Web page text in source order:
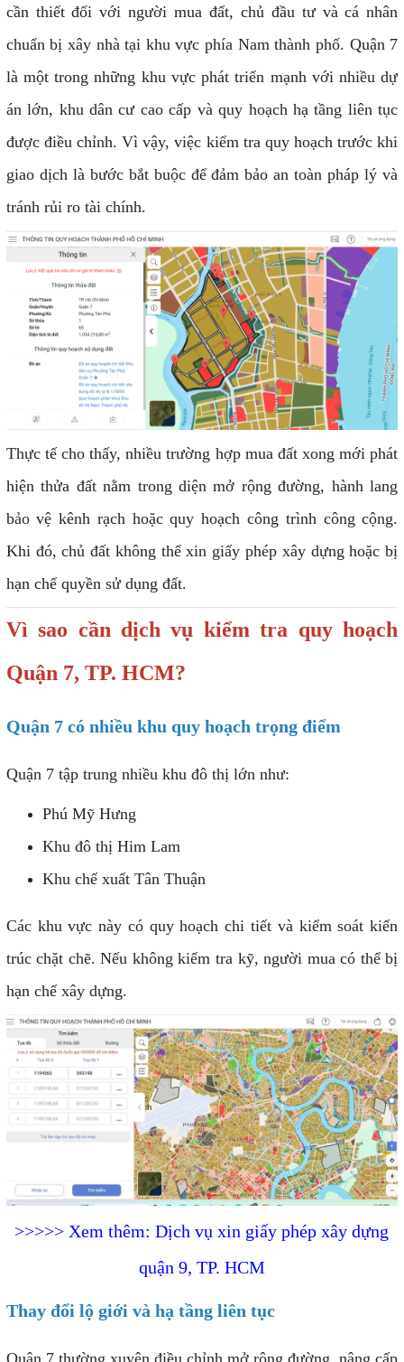
cần thiết đối với người mua đất, chủ đầu tư và cá nhân
chuẩn bị xây nhà tại khu vực phía Nam thành phố. Quận 7
là một trong những khu vực phát triển mạnh với nhiều dự
án lớn, khu dân cư cao cấp và quy hoạch hạ tầng liên tục
được điều chỉnh. Vì vậy, việc kiểm tra quy hoạch trước khi
giao dịch là bước bắt buộc để đảm bảo an toàn pháp lý và
tránh rủi ro tài chính.
Thực tế cho thấy, nhiều trường hợp mua đất xong mới phát
hiện thửa đất nằm trong diện mở rộng đường, hành lang
bảo vệ kênh rạch hoặc quy hoạch công trình công cộng.
Khi đó, chủ đất không thể xin giấy phép xây dựng hoặc bị
hạn chế quyền sử dụng đất.
Vì sao cần dịch vụ kiểm tra quy hoạch
Quận 7, TP. HCM?
Quận 7 có nhiều khu quy hoạch trọng điểm
Quận 7 tập trung nhiều khu đô thị lớn như:
Phú Mỹ Hưng
Khu đô thị Him Lam
Khu chế xuất Tân Thuận
Các khu vực này có quy hoạch chi tiết và kiểm soát kiến
trúc chặt chẽ. Nếu không kiểm tra kỹ, người mua có thể bị
hạn chế xây dựng.
>>>>> Xem thêm: Dịch vụ xin giấy phép xây dựng
quận 9, TP. HCM
Thay đổi lộ giới và hạ tầng liên tục
Quận 7 thường xuyên điều chỉnh mở rộng đường, nâng cấp